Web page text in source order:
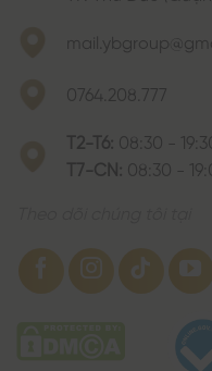
0764.208.777
T2-T6: 08:30 -
T7-CN: 08:30 -